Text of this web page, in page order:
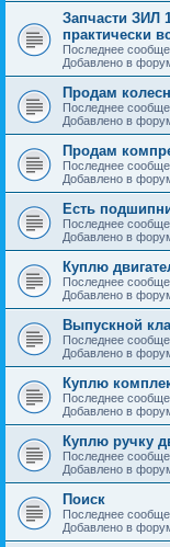
Запчасти ЗИЛ
практически
Последнее
Добавлено в
Продам
Последнее
Добавлено в
Продам
Последнее
Добавлено в
Есть
Последнее
Добавлено в
Куплю
Последнее
Добавлено в
Выпускной
Последнее
Добавлено в
Куплю
Последнее
Добавлено в
Куплю ручку
Последнее
Добавлено в
Поиск
Последнее
Добавлено в